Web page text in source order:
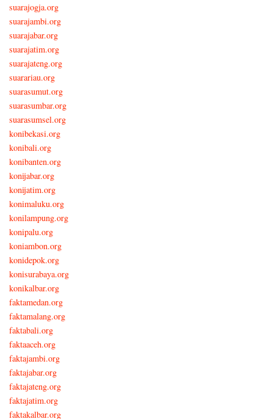
suarajogja.org
suarajambi.org
suarajabar.org
suarajatim.org
suarajateng.org
suarariau.org
suarasumut.org
suarasumbar.org
suarasumsel.org
konibekasi.org
konibali.org
konibanten.org
konijabar.org
konijatim.org
konimaluku.org
konilampung.org
konipalu.org
koniambon.org
konidepok.org
konisurabaya.org
konikalbar.org
faktamedan.org
faktamalang.org
faktabali.org
faktaaceh.org
faktajambi.org
faktajabar.org
faktajateng.org
faktajatim.org
faktakalbar.org